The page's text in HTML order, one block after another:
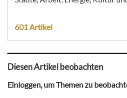
601 Artikel
Diesen Artikel beobachten
Einloggen, um Themen zu